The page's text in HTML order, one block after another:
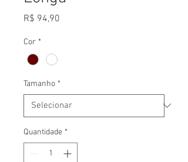
R$ 94,90
Cor *
Tamanho *
Quantidade *